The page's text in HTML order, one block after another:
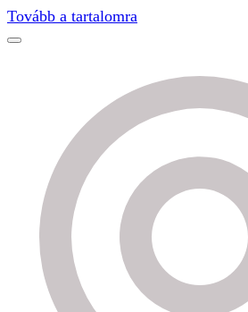
Tovább a tartalomra